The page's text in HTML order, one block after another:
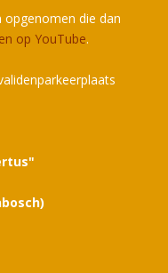
die dan
op YouTube.